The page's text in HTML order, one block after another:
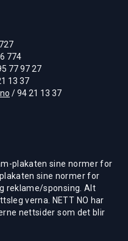
774
77 97 27
13 37
/ 94 21 13 37
plakaten sine normer for
sine normer for
reklame/sponsing. Alt
verna. NETT NO har
nettsider som det blir